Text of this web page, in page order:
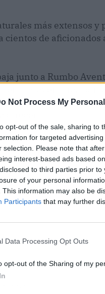
Not Process My
opt-out of the sale, sharing to
for targeted
selection. Please note that
interest-based ads based
to third parties prior
of your personal
This information may also be
Participants that may further
Data Processing Opt Outs
opt-out of the Sharing of my
más extensos y
cientos de
junto a Rumbo
en sus aventuras por
y